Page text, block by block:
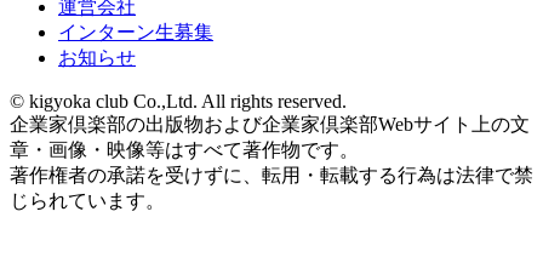
運営会社
インターン生募集
お知らせ
© kigyoka club Co.,Ltd. All rights reserved.
企業家倶楽部の出版物および企業家倶楽部Webサイト上の文
章・画像・映像等はすべて著作物です。
著作権者の承諾を受けずに、転用・転載する行為は法律で禁
じられています。